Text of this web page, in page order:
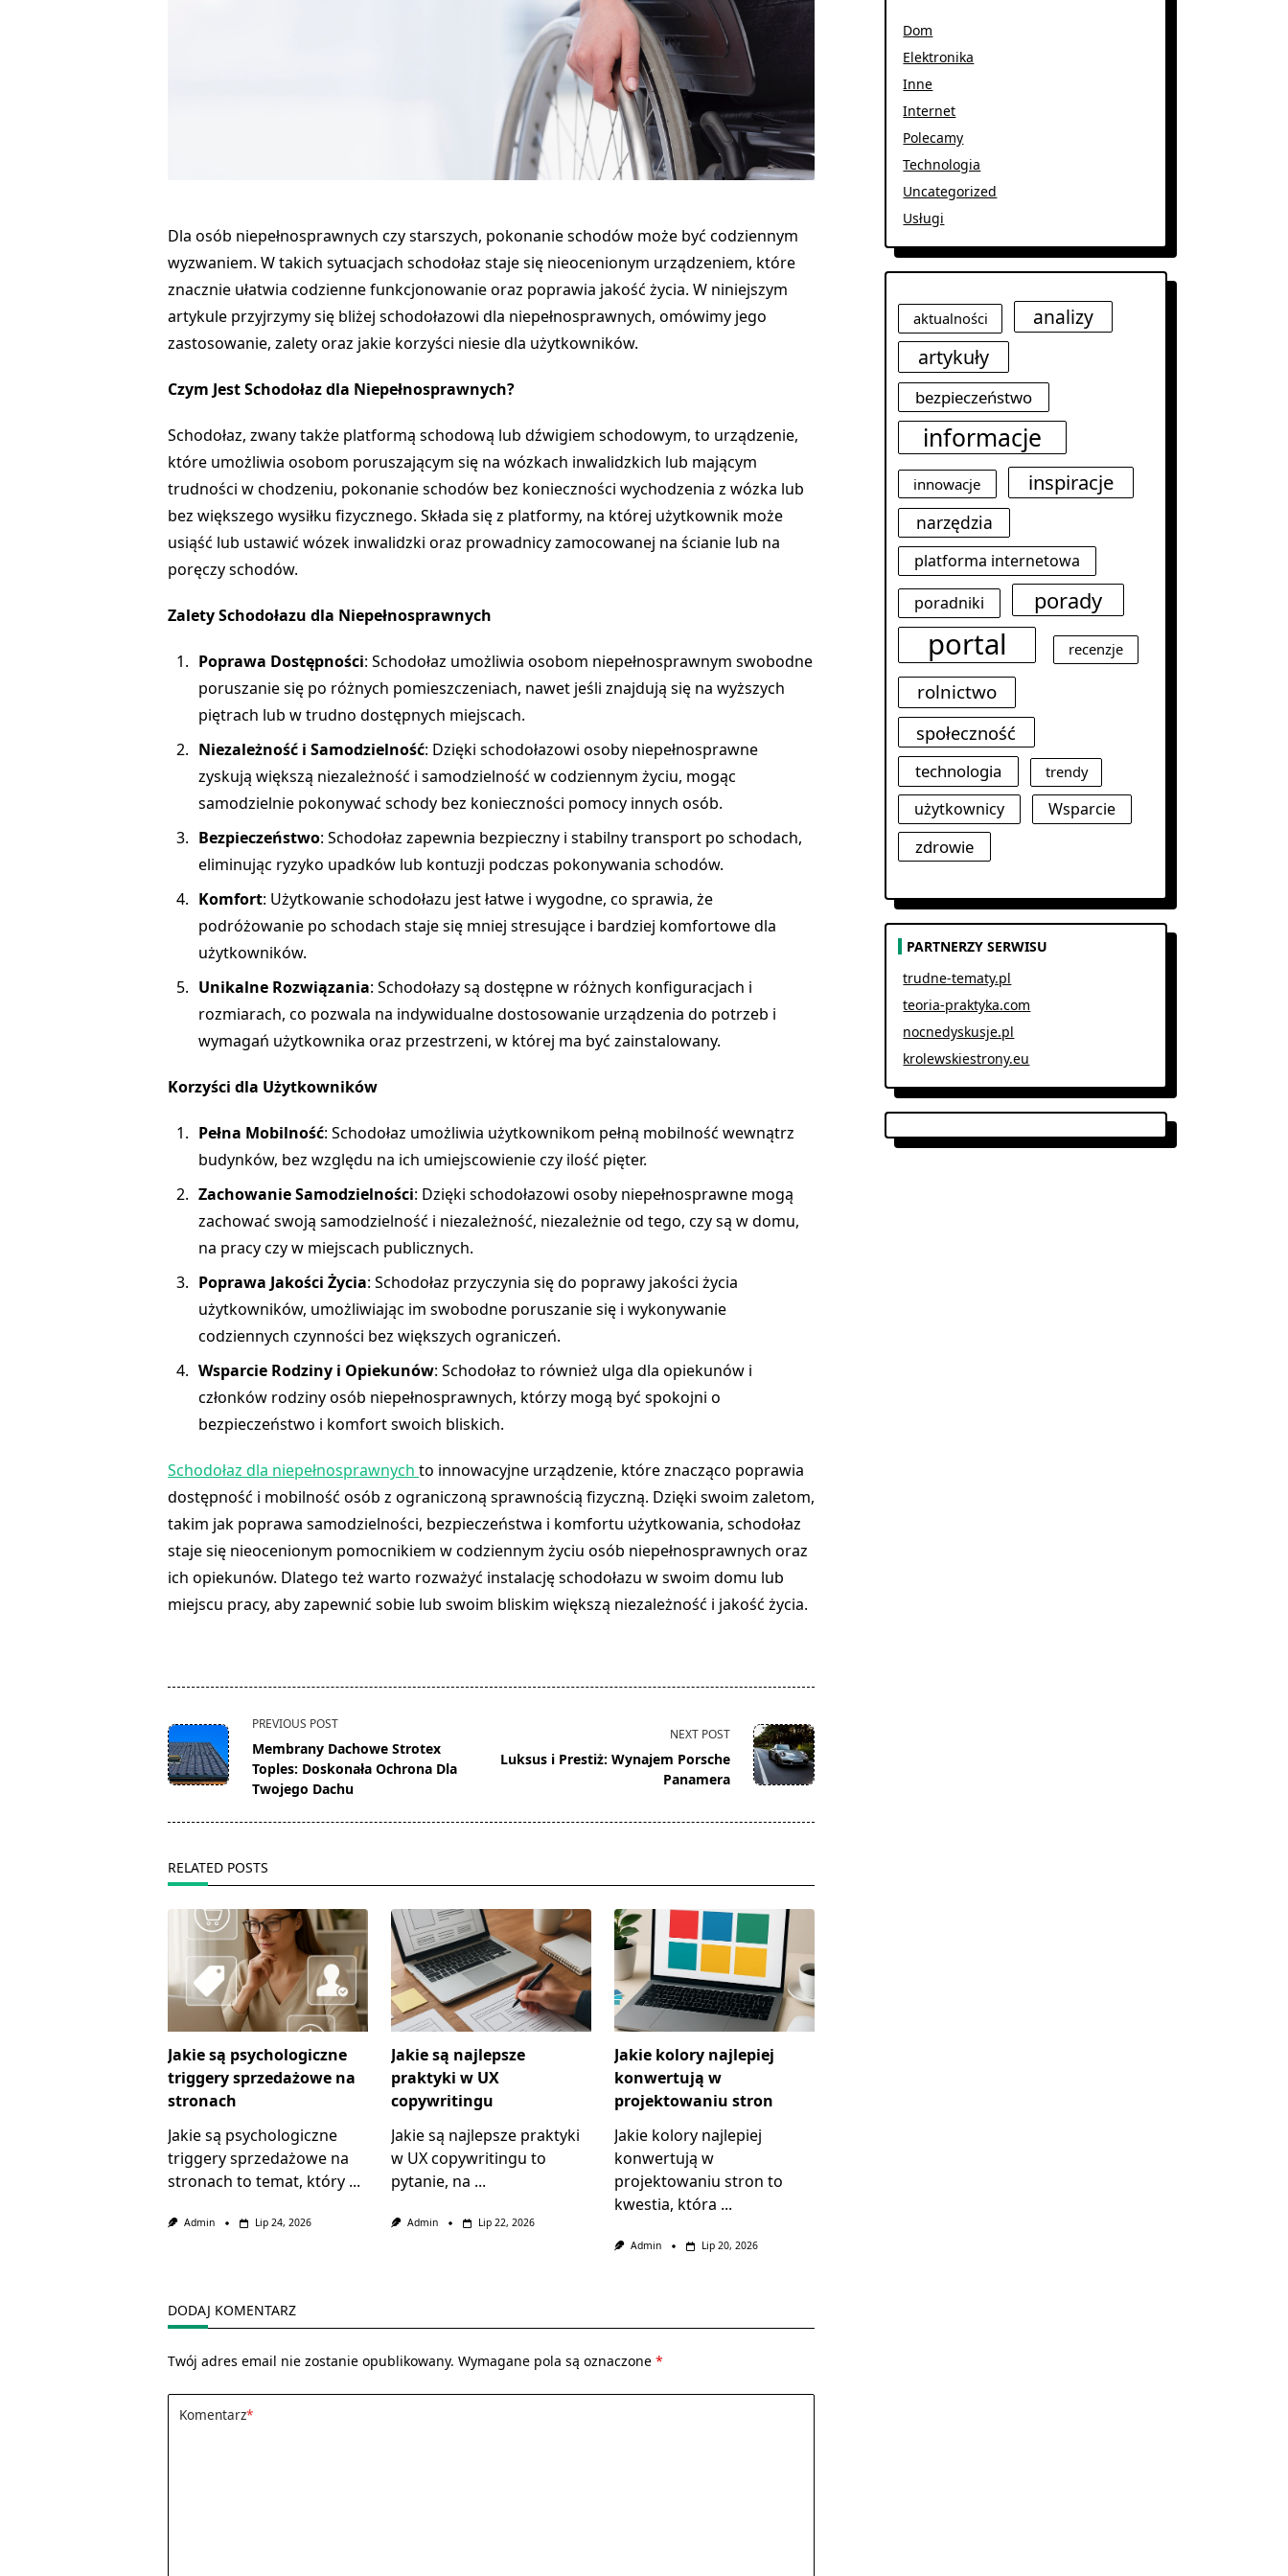
Dla osób niepełnosprawnych czy starszych, pokonanie schodów może być codziennym
wyzwaniem. W takich sytuacjach schodołaz staje się nieocenionym urządzeniem, które
znacznie ułatwia codzienne funkcjonowanie oraz poprawia jakość życia. W niniejszym
artykule przyjrzymy się bliżej schodołazowi dla niepełnosprawnych, omówimy jego
zastosowanie, zalety oraz jakie korzyści niesie dla użytkowników.
Czym Jest Schodołaz dla Niepełnosprawnych?
Schodołaz, zwany także platformą schodową lub dźwigiem schodowym, to urządzenie,
które umożliwia osobom poruszającym się na wózkach inwalidzkich lub mającym
trudności w chodzeniu, pokonanie schodów bez konieczności wychodzenia z wózka lub
bez większego wysiłku fizycznego. Składa się z platformy, na której użytkownik może
usiąść lub ustawić wózek inwalidzki oraz prowadnicy zamocowanej na ścianie lub na
poręczy schodów.
Zalety Schodołazu dla Niepełnosprawnych
Poprawa Dostępności: Schodołaz umożliwia osobom niepełnosprawnym swobodne
poruszanie się po różnych pomieszczeniach, nawet jeśli znajdują się na wyższych
piętrach lub w trudno dostępnych miejscach.
Niezależność i Samodzielność: Dzięki schodołazowi osoby niepełnosprawne
zyskują większą niezależność i samodzielność w codziennym życiu, mogąc
samodzielnie pokonywać schody bez konieczności pomocy innych osób.
Bezpieczeństwo: Schodołaz zapewnia bezpieczny i stabilny transport po schodach,
eliminując ryzyko upadków lub kontuzji podczas pokonywania schodów.
Komfort: Użytkowanie schodołazu jest łatwe i wygodne, co sprawia, że
podróżowanie po schodach staje się mniej stresujące i bardziej komfortowe dla
użytkowników.
Unikalne Rozwiązania: Schodołazy są dostępne w różnych konfiguracjach i
rozmiarach, co pozwala na indywidualne dostosowanie urządzenia do potrzeb i
wymagań użytkownika oraz przestrzeni, w której ma być zainstalowany.
Korzyści dla Użytkowników
Pełna Mobilność: Schodołaz umożliwia użytkownikom pełną mobilność wewnątrz
budynków, bez względu na ich umiejscowienie czy ilość pięter.
Zachowanie Samodzielności: Dzięki schodołazowi osoby niepełnosprawne mogą
zachować swoją samodzielność i niezależność, niezależnie od tego, czy są w domu,
na pracy czy w miejscach publicznych.
Poprawa Jakości Życia: Schodołaz przyczynia się do poprawy jakości życia
użytkowników, umożliwiając im swobodne poruszanie się i wykonywanie
codziennych czynności bez większych ograniczeń.
Wsparcie Rodziny i Opiekunów: Schodołaz to również ulga dla opiekunów i
członków rodziny osób niepełnosprawnych, którzy mogą być spokojni o
bezpieczeństwo i komfort swoich bliskich.
Schodołaz dla niepełnosprawnychto innowacyjne urządzenie, które znacząco poprawia
dostępność i mobilność osób z ograniczoną sprawnością fizyczną. Dzięki swoim zaletom,
takim jak poprawa samodzielności, bezpieczeństwa i komfortu użytkowania, schodołaz
staje się nieocenionym pomocnikiem w codziennym życiu osób niepełnosprawnych oraz
ich opiekunów. Dlatego też warto rozważyć instalację schodołazu w swoim domu lub
miejscu pracy, aby zapewnić sobie lub swoim bliskim większą niezależność i jakość życia.
<span
class="nav-
subtitle
screen-
PREVIOUS POST
Membrany Dachowe Strotex
Toples: Doskonała Ochrona Dla
Twojego Dachu
NEXT POST
Luksus i Prestiż: Wynajem Porsche
Panamera
RELATED POSTS
Jakie są psychologiczne
triggery sprzedażowe na
stronach
Jakie są psychologiczne
triggery sprzedażowe na
stronach to temat, który ...
Admin Lip 24, 2026
Jakie są najlepsze
praktyki w UX
copywritingu
Jakie są najlepsze praktyki
w UX copywritingu to
pytanie, na ...
Admin Lip 22, 2026
Jakie kolory najlepiej
konwertują w
projektowaniu stron
Jakie kolory najlepiej
konwertują w
projektowaniu stron to
kwestia, która ...
Admin Lip 20, 2026
DODAJ KOMENTARZ
Twój adres email nie zostanie opublikowany. Wymagane pola są oznaczone*
Komentarz*
Dom
Elektronika
Inne
Internet
Polecamy
Technologia
Uncategorized
Usługi
aktualności
analizy
artykuły
bezpieczeństwo
informacje
innowacje inspiracje
narzędzia
platforma internetowa
poradniki
porady
portal recenzje
rolnictwo
społeczność
technologia trendy
użytkownicy Wsparcie
zdrowie
PARTNERZY SERWISU
trudne-tematy.pl
teoria-praktyka.com
nocnedyskusje.pl
krolewskiestrony.eu